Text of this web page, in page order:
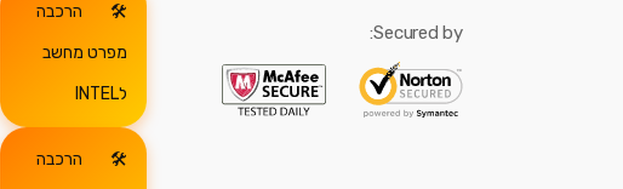
Secured by:
הרכבה
מפרט מחשב
לINTEL
הרכבה